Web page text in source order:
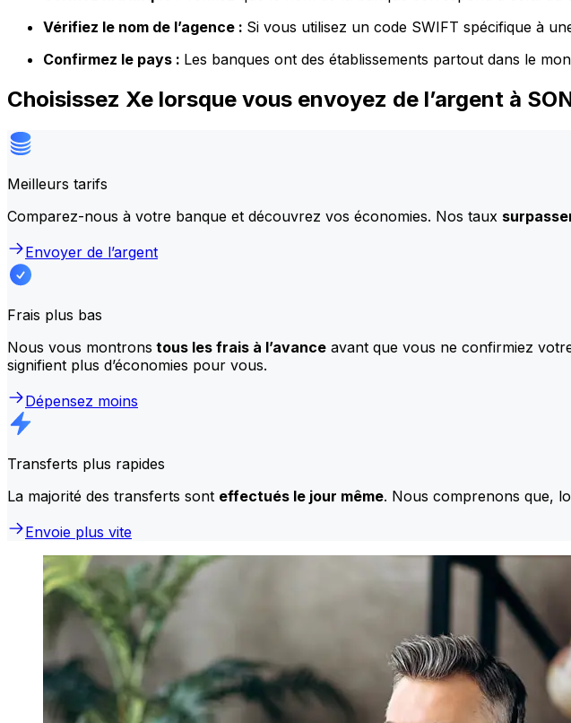
Vérifiez le nom de l’agence : Si vous utilisez un code SWIFT spécifique à
Confirmez le pays : Les banques ont des établissements partout dans le
Choisissez Xe lorsque vous envoyez de l’argent à
Meilleurs tarifs
Comparez-nous à votre banque et découvrez vos économies. Nos taux
Envoyer de l’argent
Frais plus bas
Nous vous montrons tous les frais à l’avance avant que vous ne confirmiez
signifient plus d’économies pour vous.
Dépensez moins
Transferts plus rapides
La majorité des transferts sont effectués le jour même. Nous comprenons que,
Envoie plus vite